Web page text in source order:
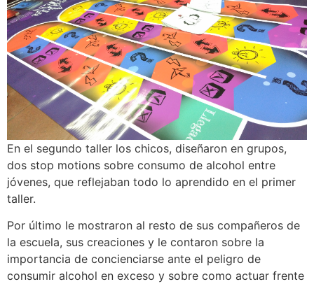
En el segundo taller los chicos, diseñaron en grupos,
dos stop motions sobre consumo de alcohol entre
jóvenes, que reflejaban todo lo aprendido en el primer
taller.
Por último le mostraron al resto de sus compañeros de
la escuela, sus creaciones y le contaron sobre la
importancia de concienciarse ante el peligro de
consumir alcohol en exceso y sobre como actuar frente